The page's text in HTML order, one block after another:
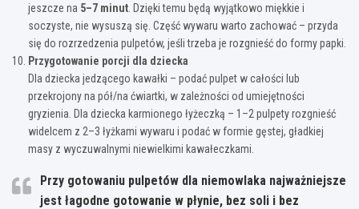
jeszcze na 5–7 minut . Dzięki temu będą wyjątkowo miękkie i
soczyste, nie wysuszą się. Część wywaru warto zachować – przyda
się do rozrzedzenia pulpetów, jeśli trzeba je rozgnieść do formy papki.
Przygotowanie porcji dla dziecka
Dla dziecka jedzącego kawałki – podać pulpet w całości lub
przekrojony na pół/na ćwiartki, w zależności od umiejętności
gryzienia. Dla dziecka karmionego łyżeczką – 1–2 pulpety rozgnieść
widelcem z 2–3 łyżkami wywaru i podać w formie gęstej, gładkiej
masy z wyczuwalnymi niewielkimi kawałeczkami.
Przy gotowaniu pulpetów dla niemowlaka najważniejsze
jest łagodne gotowanie w płynie, bez soli i bez